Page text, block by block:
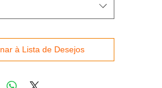
à Lista de Desejos